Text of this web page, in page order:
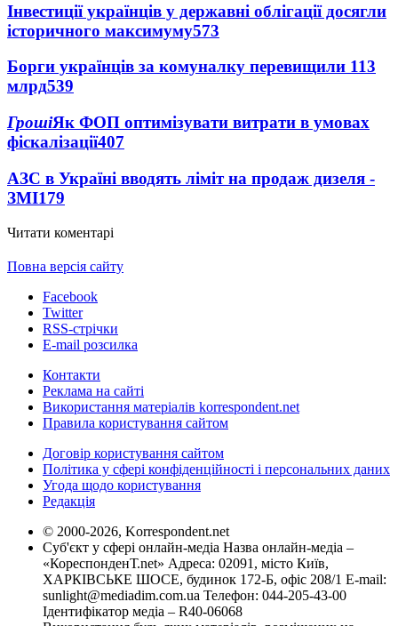
Інвестиції українців у державні облігації досягли
історичного максимуму573
Борги українців за комуналку перевищили 113
млрд539
ГрошіЯк ФОП оптимізувати витрати в умовах
фіскалізації407
АЗС в Україні вводять ліміт на продаж дизеля -
ЗМІ179
Читати коментарі
Повна версія сайту
Facebook
Twitter
RSS-стрічки
E-mail розсилка
Контакти
Реклама на сайті
Використання матеріалів korrespondent.net
Правила користування сайтом
Договір користування сайтом
Політика у сфері конфіденційності і персональних даних
Угода щодо користування
Редакція
© 2000-2026, Korrespondent.net
Суб'єкт у сфері онлайн-медіа Назва онлайн-медіа –
«КореспонденТ.net» Адреса: 02091, місто Київ,
ХАРКІВСЬКЕ ШОСЕ, будинок 172-Б, офіс 208/1 E-mail:
sunlight@mediadim.com.ua Телефон: 044-205-43-00
Ідентифікатор медіа – R40-06068